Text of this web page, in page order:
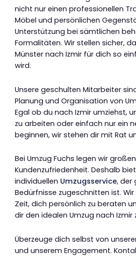
nicht nur einen professionellen
Möbel und persönlichen
Unterstützung bei sämtlichen
Formalitäten. Wir stellen sicher,
Münster nach Izmir für dich so
wird.
Unsere geschulten Mitarbeiter
Planung und Organisation von
Egal ob du nach Izmir umziehst,
zu arbeiten oder einfach nur ein
beginnen, wir stehen dir mit Rat
Bei Umzug Fuchs legen wir
Kundenzufriedenheit. Deshalb
individuellen Umzugsservice, der
Bedürfnisse zugeschnitten ist.
Zeit, dich persönlich zu beraten
dir den idealen Umzug nach Izmir
Überzeuge dich selbst von
und unserem Engagement.